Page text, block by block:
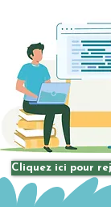
Cliquez ici pour